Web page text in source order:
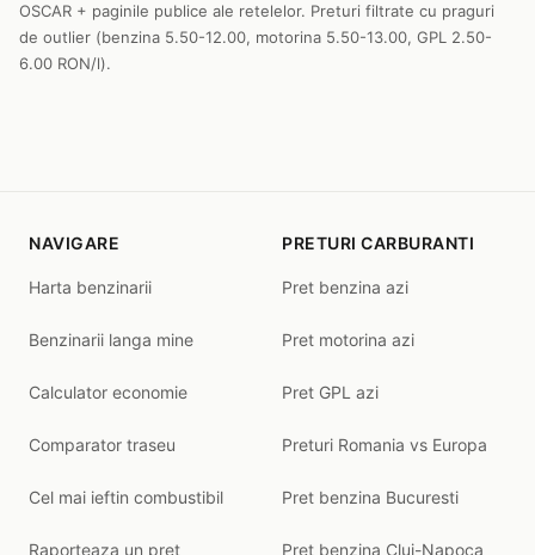
OSCAR + paginile publice ale retelelor. Preturi filtrate cu praguri
de outlier (benzina 5.50-12.00, motorina 5.50-13.00, GPL 2.50-
6.00 RON/l).
NAVIGARE
Harta benzinarii
Benzinarii langa mine
Calculator economie
Comparator traseu
Cel mai ieftin combustibil
Raporteaza un pret
PRETURI CARBURANTI
Pret benzina azi
Pret motorina azi
Pret GPL azi
Preturi Romania vs Europa
Pret benzina Bucuresti
Pret benzina Cluj-Napoca